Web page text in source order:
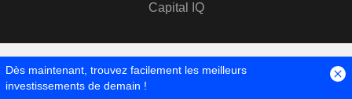
Capital IQ
Dès maintenant, trouvez facilement les meilleurs
investissements de demain !